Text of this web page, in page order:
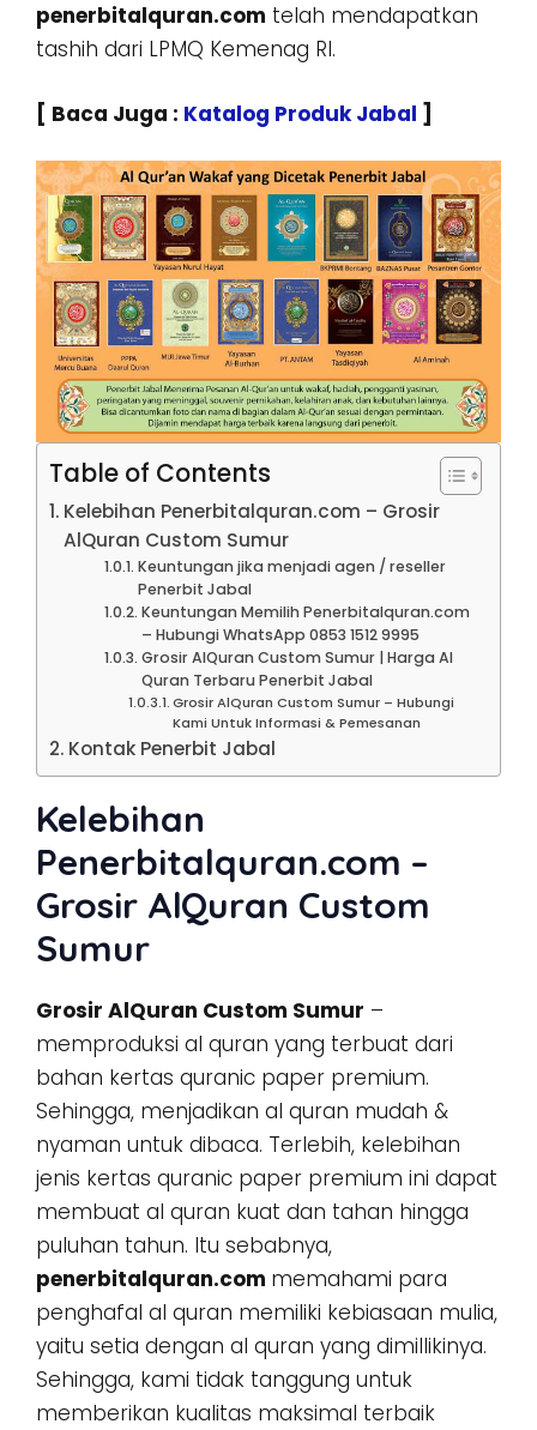
penerbitalquran.com telah mendapatkan
tashih dari LPMQ Kemenag RI.
[ Baca Juga : Katalog Produk Jabal ]
Table of Contents
Kelebihan Penerbitalquran.com – Grosir
AlQuran Custom Sumur
Keuntungan jika menjadi agen / reseller
Penerbit Jabal
Keuntungan Memilih Penerbitalquran.com
– Hubungi WhatsApp 0853 1512 9995
Grosir AlQuran Custom Sumur | Harga Al
Quran Terbaru Penerbit Jabal
Grosir AlQuran Custom Sumur – Hubungi
Kami Untuk Informasi & Pemesanan
Kontak Penerbit Jabal
Kelebihan
Penerbitalquran.com –
Grosir AlQuran Custom
Sumur
Grosir AlQuran Custom Sumur –
memproduksi al quran yang terbuat dari
bahan kertas quranic paper premium.
Sehingga, menjadikan al quran mudah &
nyaman untuk dibaca. Terlebih, kelebihan
jenis kertas quranic paper premium ini dapat
membuat al quran kuat dan tahan hingga
puluhan tahun. Itu sebabnya,
penerbitalquran.com memahami para
penghafal al quran memiliki kebiasaan mulia,
yaitu setia dengan al quran yang dimillikinya.
Sehingga, kami tidak tanggung untuk
memberikan kualitas maksimal terbaik